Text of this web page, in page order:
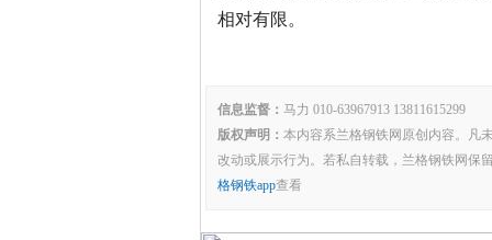
相对有限。
信息监督： 马力 010-63967913 13811615299
版权声明： 本内容系兰格钢铁网原创内容。凡
改动或展示行为。若私自转载，兰格钢铁网保
格钢铁app查看